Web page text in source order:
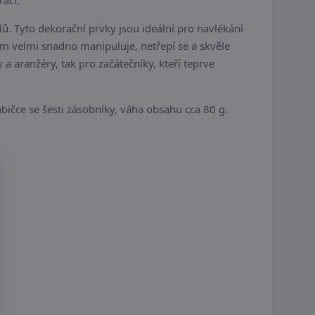
Tyto dekorační prvky jsou ideální pro navlékání
velmi snadno manipuluje, netřepí se a skvěle
aranžéry, tak pro začátečníky, kteří teprve
se šesti zásobníky, váha obsahu cca 80 g.